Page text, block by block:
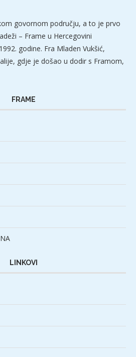
govornom području, a to je prvo
– Frame u Hercegovini
godine. Fra Mladen Vukšić,
gdje je došao u dodir s Framom,
FRAME
LINKOVI